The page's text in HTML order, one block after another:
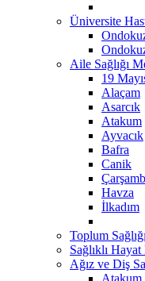
Üniversite
Aile Sağlığı
19
Alaçam
Asarcık
Atakum
Ayvacık
Bafra
Canik
Havza
İlkadım
Toplum
Sağlıklı
Ağız ve Diş
Atakum